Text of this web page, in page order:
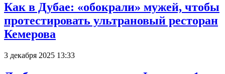
Как в Дубае: «обокрали» мужей, чтобы
протестировать ультрановый ресторан
Кемерова
3 декабря 2025 13:33